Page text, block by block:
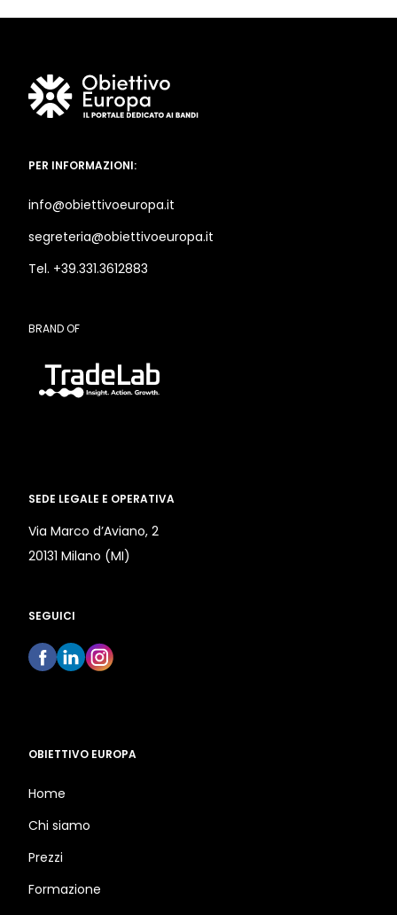
PER INFORMAZIONI:
info@obiettivoeuropa.it
segreteria@obiettivoeuropa.it
Tel. +39.331.3612883
BRAND OF
SEDE LEGALE E OPERATIVA
Via Marco d’Aviano, 2
20131 Milano (MI)
SEGUICI
OBIETTIVO EUROPA
Home
Chi siamo
Prezzi
Formazione